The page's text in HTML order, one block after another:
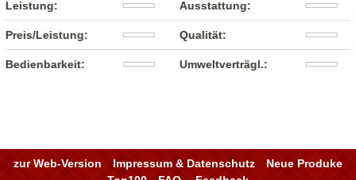
Leistung: Ausstattung:
Preis/Leistung: Qualität:
Bedienbarkeit: Umweltverträgl.:
zur Web-Version Impressum & Datenschutz
Neue Produke